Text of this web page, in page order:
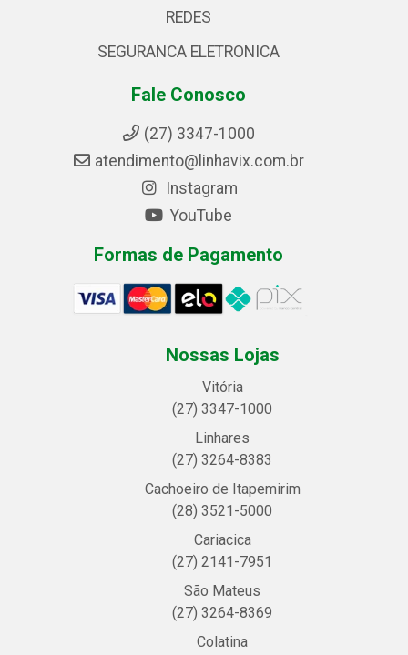
REDES
SEGURANCA ELETRONICA
Fale Conosco
(27) 3347-1000
atendimento@linhavix.com.br
Instagram
YouTube
Formas de Pagamento
Nossas Lojas
Vitória
(27) 3347-1000
Linhares
(27) 3264-8383
Cachoeiro de Itapemirim
(28) 3521-5000
Cariacica
(27) 2141-7951
São Mateus
(27) 3264-8369
Colatina